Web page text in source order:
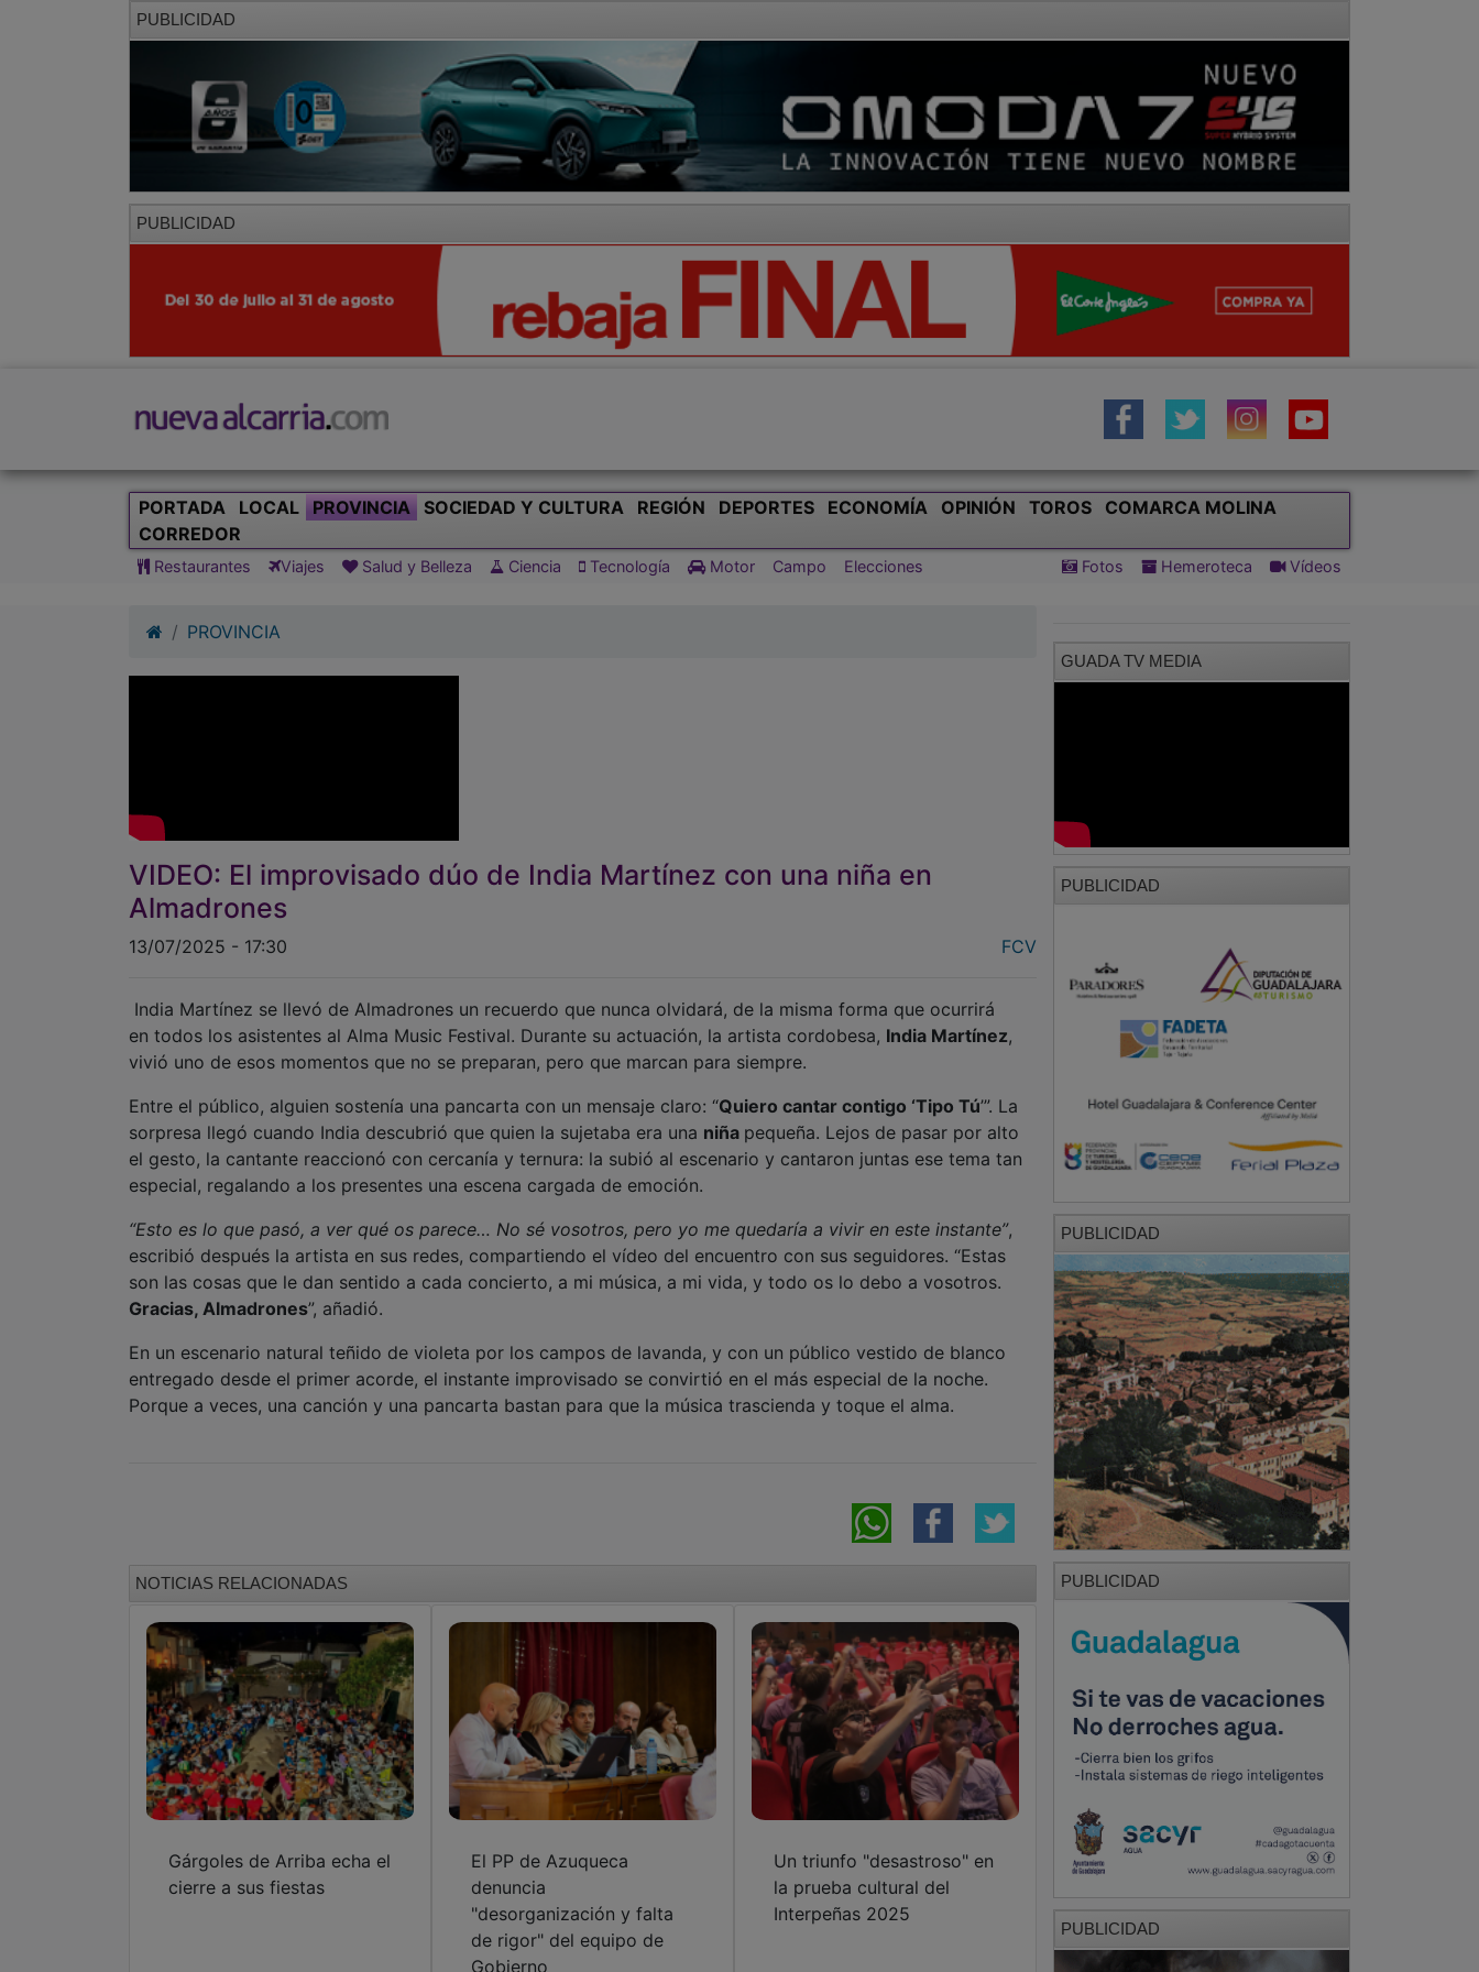
PUBLICIDAD
PUBLICIDAD
PORTADA LOCAL PROVINCIA SOCIEDAD Y CULTURA REGIÓN DEPORTES ECONOMÍA OPINIÓN TOROS
COMARCA MOLINA
CORREDOR
Restaurantes Viajes Salud y Belleza Ciencia Tecnología Motor Campo Elecciones Fotos Hemeroteca Vídeos
PROVINCIA
VIDEO: El improvisado dúo de India Martínez con una niña en
Almadrones
13/07/2025 - 17:30 FCV
India Martínez se llevó de Almadrones un recuerdo que nunca olvidará, de la misma forma que ocurrirá
en todos los asistentes al Alma Music Festival. Durante su actuación, la artista cordobesa, India Martínez,
vivió uno de esos momentos que no se preparan, pero que marcan para siempre.
Entre el público, alguien sostenía una pancarta con un mensaje claro: “Quiero cantar contigo ‘Tipo Tú’”. La
sorpresa llegó cuando India descubrió que quien la sujetaba era una niña pequeña. Lejos de pasar por alto
el gesto, la cantante reaccionó con cercanía y ternura: la subió al escenario y cantaron juntas ese tema tan
especial, regalando a los presentes una escena cargada de emoción.
“Esto es lo que pasó, a ver qué os parece… No sé vosotros, pero yo me quedaría a vivir en este instante”,
escribió después la artista en sus redes, compartiendo el vídeo del encuentro con sus seguidores. “Estas
son las cosas que le dan sentido a cada concierto, a mi música, a mi vida, y todo os lo debo a vosotros.
Gracias, Almadrones”, añadió.
En un escenario natural teñido de violeta por los campos de lavanda, y con un público vestido de blanco
entregado desde el primer acorde, el instante improvisado se convirtió en el más especial de la noche.
Porque a veces, una canción y una pancarta bastan para que la música trascienda y toque el alma.
NOTICIAS RELACIONADAS
Gárgoles de Arriba echa el
cierre a sus fiestas
El PP de Azuqueca
denuncia
"desorganización y falta
de rigor" del equipo de
Gobierno
Un triunfo "desastroso" en
la prueba cultural del
Interpeñas 2025
GUADA TV MEDIA
PUBLICIDAD
PUBLICIDAD
PUBLICIDAD
PUBLICIDAD